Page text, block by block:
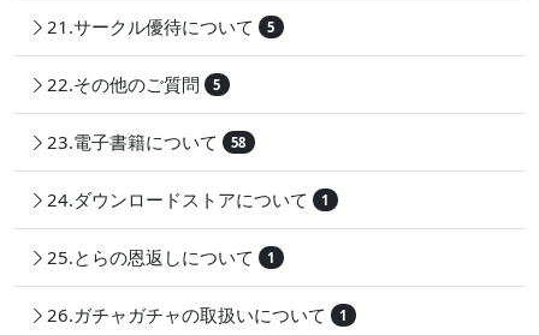
21.サークル優待について 5
22.その他のご質問 5
23.電子書籍について 58
24.ダウンロードストアについて 1
25.とらの恩返しについて 1
26.ガチャガチャの取扱いについて 1